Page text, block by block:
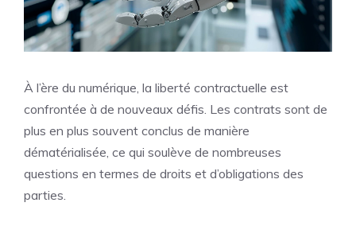
À l’ère du numérique, la liberté contractuelle est
confrontée à de nouveaux défis. Les contrats sont de
plus en plus souvent conclus de manière
dématérialisée, ce qui soulève de nombreuses
questions en termes de droits et d’obligations des
parties.